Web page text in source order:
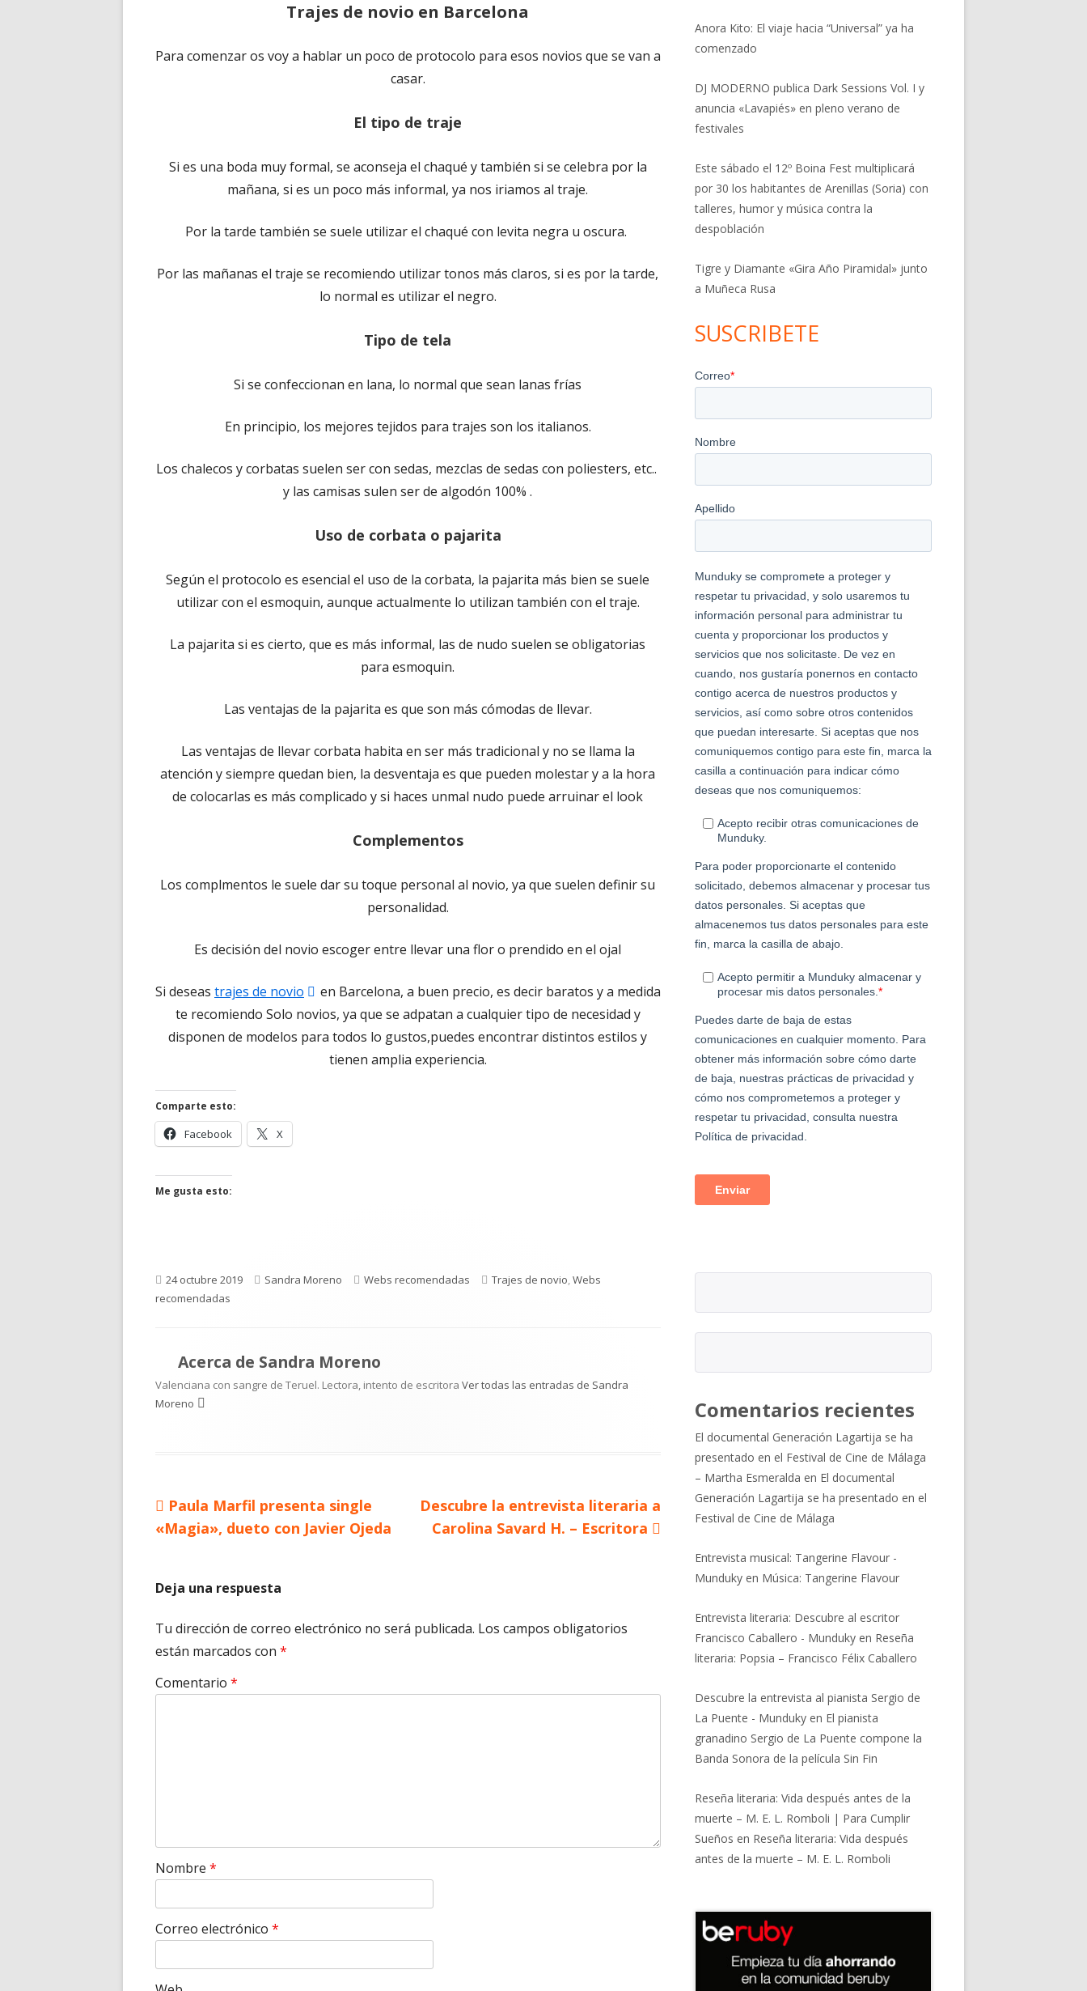
Trajes de novio en Barcelona
Para comenzar os voy a hablar un poco de protocolo para esos novios que se van a
casar.
El tipo de traje
Si es una boda muy formal, se aconseja el chaqué y también si se celebra por la
mañana, si es un poco más informal, ya nos iriamos al traje.
Por la tarde también se suele utilizar el chaqué con levita negra u oscura.
Por las mañanas el traje se recomiendo utilizar tonos más claros, si es por la tarde,
lo normal es utilizar el negro.
Tipo de tela
Si se confeccionan en lana, lo normal que sean lanas frías
En principio, los mejores tejidos para trajes son los italianos.
Los chalecos y corbatas suelen ser con sedas, mezclas de sedas con poliesters, etc..
y las camisas sulen ser de algodón 100% .
Uso de corbata o pajarita
Según el protocolo es esencial el uso de la corbata, la pajarita más bien se suele
utilizar con el esmoquin, aunque actualmente lo utilizan también con el traje.
La pajarita si es cierto, que es más informal, las de nudo suelen se obligatorias
para esmoquin.
Las ventajas de la pajarita es que son más cómodas de llevar.
Las ventajas de llevar corbata habita en ser más tradicional y no se llama la
atención y siempre quedan bien, la desventaja es que pueden molestar y a la hora
de colocarlas es más complicado y si haces unmal nudo puede arruinar el look
Complementos
Los complmentos le suele dar su toque personal al novio, ya que suelen definir su
personalidad.
Es decisión del novio escoger entre llevar una flor o prendido en el ojal
Si deseas trajes de novio
Abrir
en
una
ventana
en Barcelona, a buen precio, es decir baratos y a medida
te recomiendo Solo novios, ya que se adpatan a cualquier tipo de necesidad y
disponen de modelos para todos lo gustos,puedes encontrar distintos estilos y
tienen amplia experiencia.
Comparte esto:
Facebook
Abrir
en
X
en
Me gusta esto:
Publicado
el
24 octubre 2019 Autor
Sandra Moreno Categorías
Webs recomendadas Etiquetas
Trajes de novio,Webs
recomendadas
Acerca de Sandra Moreno
Valenciana con sangre de Teruel. Lectora, intento de escritora Ver todas las entradas de Sandra
Moreno
Navegación
entradas
Artículo
anterior
Paula Marfil presenta single
«Magia», dueto con Javier Ojeda
Artículo
siguiente
Descubre la entrevista literaria a
Carolina Savard H. – Escritora
Deja una respuesta
Tu dirección de correo electrónico no será publicada. Los campos obligatorios
están marcados con *
Comentario *
Nombre *
Correo electrónico *
Anora Kito: El viaje hacia “Universal” ya ha
comenzado
DJ MODERNO publica Dark Sessions Vol. I y
anuncia «Lavapiés» en pleno verano de
festivales
Este sábado el 12º Boina Fest multiplicará
por 30 los habitantes de Arenillas (Soria) con
talleres, humor y música contra la
despoblación
Tigre y Diamante «Gira Año Piramidal» junto
a Muñeca Rusa
SUSCRIBETE
Comentarios recientes
El documental Generación Lagartija se ha
presentado en el Festival de Cine de Málaga
– Martha Esmeralda en El documental
Generación Lagartija se ha presentado en el
Festival de Cine de Málaga
Entrevista musical: Tangerine Flavour -
Munduky en Música: Tangerine Flavour
Entrevista literaria: Descubre al escritor
Francisco Caballero - Munduky en Reseña
literaria: Popsia – Francisco Félix Caballero
Descubre la entrevista al pianista Sergio de
La Puente - Munduky en El pianista
granadino Sergio de La Puente compone la
Banda Sonora de la película Sin Fin
Reseña literaria: Vida después antes de la
muerte – M. E. L. Romboli | Para Cumplir
Sueños en Reseña literaria: Vida después
antes de la muerte – M. E. L. Romboli